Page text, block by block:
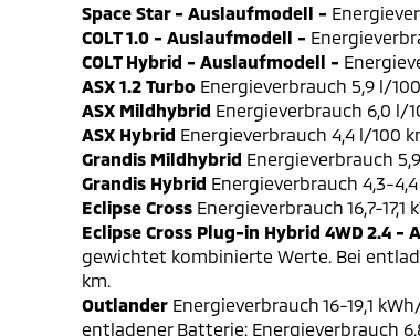
Space Star - Auslaufmodell -
COLT 1.0 - Auslaufmodell -
COLT Hybrid - Auslaufmodell -
ASX 1.2 Turbo Energieverbrauch 5,9 l/
ASX Mildhybrid Energieverbrauch 6,0 l/
ASX Hybrid Energieverbrauch 4,4 l/100
Grandis Mildhybrid Energieverbrauch
Grandis Hybrid Energieverbrauch 4,3-
Eclipse Cross Energieverbrauch 16,7-
Eclipse Cross Plug-in Hybrid 4WD 2.4 -
gewichtet kombinierte Werte. Bei
km.
Outlander Energieverbrauch 16-19,1
entladener Batterie: Energieverbrauch